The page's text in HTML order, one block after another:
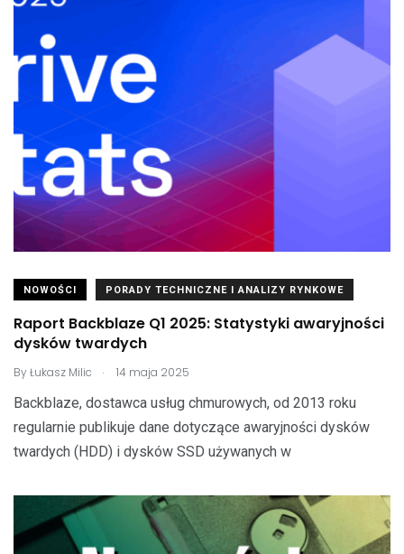
NOWOŚCI PORADY TECHNICZNE I ANALIZY RYNKOWE
Raport Backblaze Q1 2025: Statystyki awaryjności
dysków twardych
ByŁukasz Milic . 14 maja 2025
Backblaze, dostawca usług chmurowych, od 2013 roku
regularnie publikuje dane dotyczące awaryjności dysków
twardych (HDD) i dysków SSD używanych w